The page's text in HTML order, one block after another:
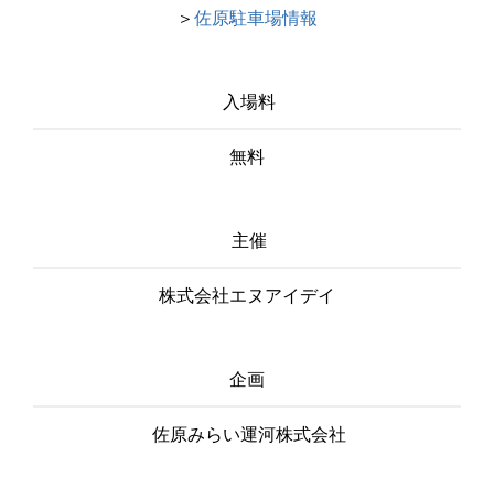
＞佐原駐車場情報
入場料
無料
主催
株式会社エヌアイデイ
企画
佐原みらい運河株式会社